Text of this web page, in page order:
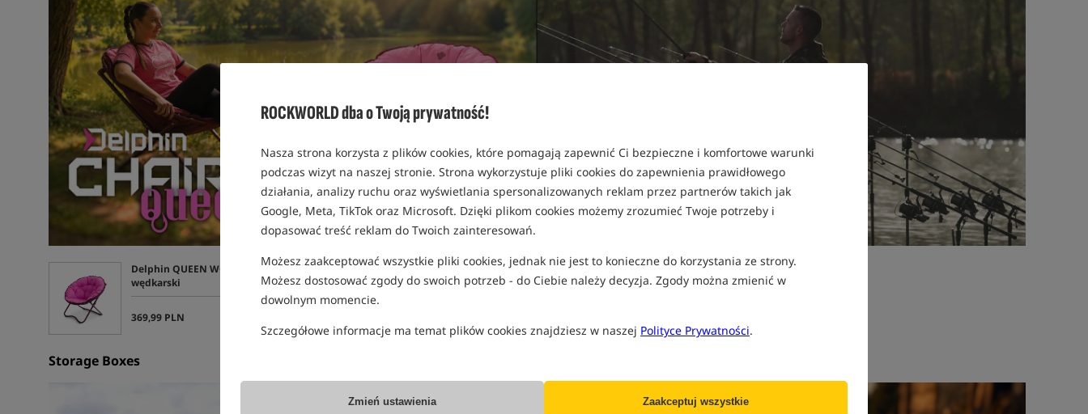
ROCKWORLD dba o Twoją prywatność!
Nasza strona korzysta z plików cookies, które pomagają zapewnić Ci bezpieczne i komfortowe warunki
podczas wizyt na naszej stronie. Strona wykorzystuje pliki cookies do zapewnienia prawidłowego
działania, analizy ruchu oraz wyświetlania spersonalizowanych reklam przez partnerów takich jak
Google, Meta, TikTok oraz Microsoft. Dzięki plikom cookies możemy zrozumieć Twoje potrzeby i
dopasować treść reklam do Twoich zainteresowań.
Możesz zaakceptować wszystkie pliki cookies, jednak nie jest to konieczne do korzystania ze strony.
Możesz dostosować zgody do swoich potrzeb - do Ciebie należy decyzja. Zgody można zmienić w
dowolnym momencie.
Szczegółowe informacje ma temat plików cookies znajdziesz w naszej Polityce Prywatności.
Zmień ustawienia Zaakceptuj wszystkie
Delphin QUEEN WOW - Fotel
wędkarski
369,99 PLN
Spomb XD Shockleader 40 lb
(Black)
Storage Boxes